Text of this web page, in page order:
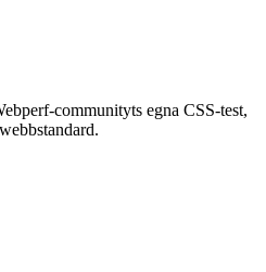
communityts egna CSS-test,